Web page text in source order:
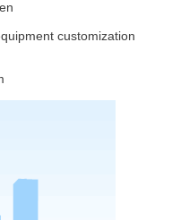
customization